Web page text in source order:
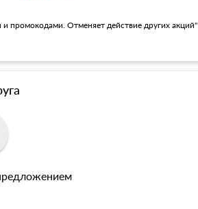
промокодами. Отменяет действие других акций"